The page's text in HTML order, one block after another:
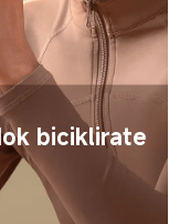
biciklirate